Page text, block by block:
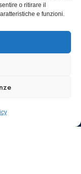
o ritirare il
e funzioni.
SCARICA
ICS